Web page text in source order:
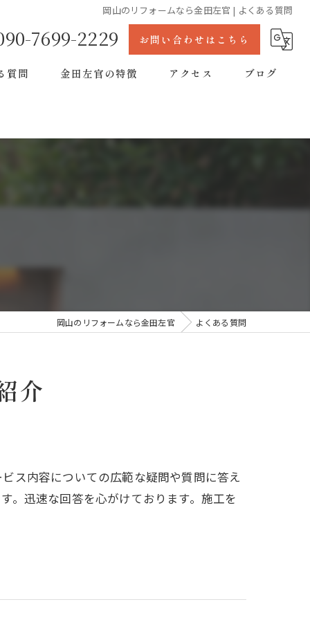
岡山のリフォームなら金田左官 | よくある質問
7699-2229 お問い合わせはこちら
質問 金田左官の特徴 アクセス ブログ
岡山のリフォームなら金田左官 よくある質問
介
ス内容についての広範な疑問や質問に答え
。迅速な回答を心がけております。施工を